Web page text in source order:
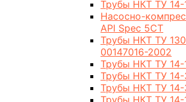
Трубы НКТ ТУ 14-
Насосно-
API Spec 5CT
Трубы НКТ ТУ
00147016-2002
Трубы НКТ ТУ 14-
Трубы НКТ ТУ 14-
Трубы НКТ ТУ 14-
Трубы НКТ ТУ 14-